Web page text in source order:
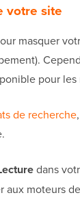
votre site
masquer
pour
de recherche
dans
aux moteurs